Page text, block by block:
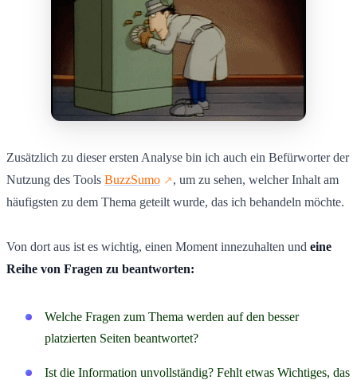
Zusätzlich zu dieser ersten Analyse bin ich auch ein Befürworter der
Nutzung des Tools BuzzSumo
, um zu sehen, welcher Inhalt am
häufigsten zu dem Thema geteilt wurde, das ich behandeln möchte.
Von dort aus ist es wichtig, einen Moment innezuhalten und eine
Reihe von Fragen zu beantworten:
Welche Fragen zum Thema werden auf den besser
platzierten Seiten beantwortet?
Ist die Information unvollständig? Fehlt etwas Wichtiges, das